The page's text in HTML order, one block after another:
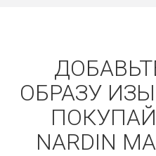
ОБРАЗУ
NARDIN